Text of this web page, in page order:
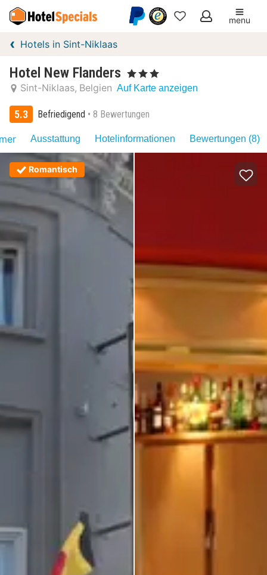
Meine
menu
Hotels in Sint-Niklaas
Hotel New Flanders , 3 Sterne
Sint-Niklaas Belgien Auf Karte anzeigen
5.3 Befriedigend 8 Bewertungen
Ausstattung Hotelinformationen Bewertungen (8)
Romantisch